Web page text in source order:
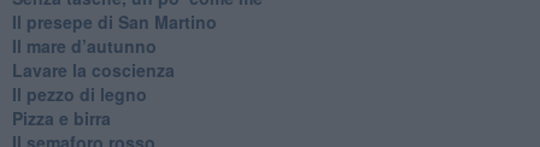
​Il presepe di San Martino
​Il mare d’autunno
​Lavare la coscienza
​Il pezzo di legno
​Pizza e birra